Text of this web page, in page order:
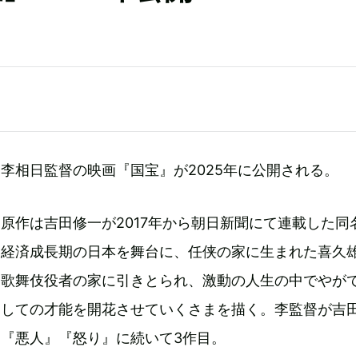
李相日監督の映画『国宝』が2025年に公開される。
原作は吉田修一が2017年から朝日新聞にて連載した
経済成長期の日本を舞台に、任侠の家に生まれた喜久
歌舞伎役者の家に引きとられ、激動の人生の中でやが
しての才能を開花させていくさまを描く。李監督が吉
『悪人』『怒り』に続いて3作目。